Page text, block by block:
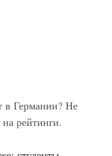
в Германии? Не
рейтинги.